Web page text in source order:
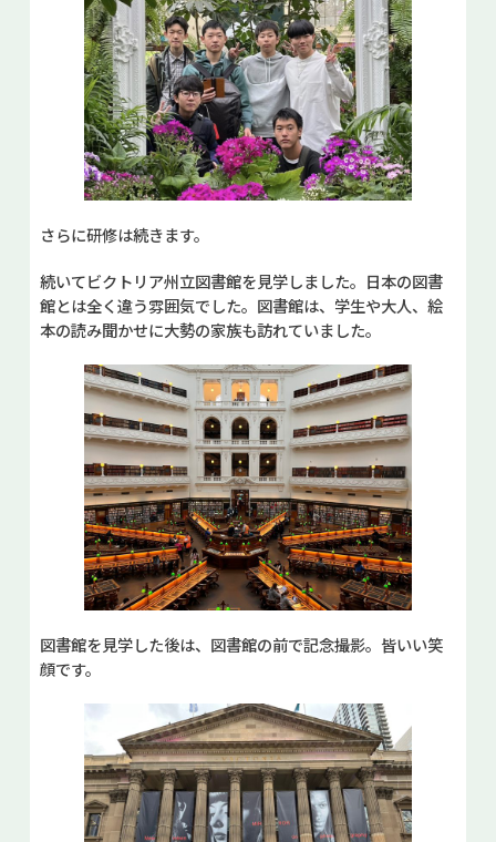
さらに研修は続きます。
続いてビクトリア州立図書館を見学しました。日本の図書
館とは全く違う雰囲気でした。図書館は、学生や大人、絵
本の読み聞かせに大勢の家族も訪れていました。
図書館を見学した後は、図書館の前で記念撮影。皆いい笑
顔です。